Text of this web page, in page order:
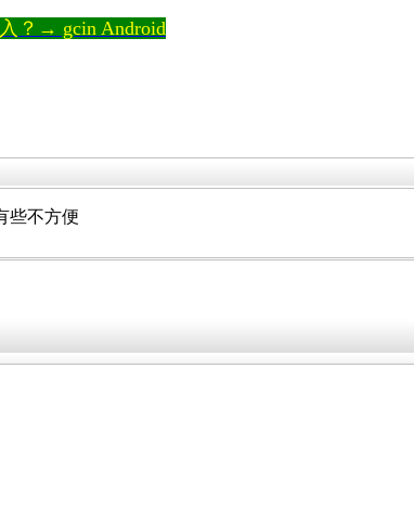
？→ gcin Android
些不方便